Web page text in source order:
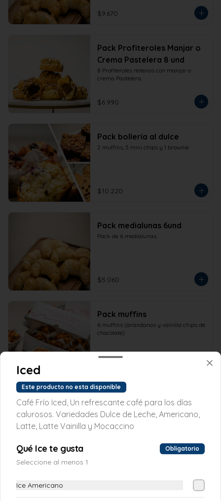
$9.670
Pack Profiteroles Manjar o
Crema Pastelera 8 und
8 Profiteroles rellenos con manjar o
crema Pastelera.
$6.990
Pack bollería al dulce
2 muffins, 5 mini chips y 1 brownie
$10.220
Pack medialunas 6und
Pack de 6 medialunas.
$5.060
Pack muffins
6 muffins (arandanos y vainilla chips de
chocolate)
Conócenos
Iced
Este producto no esta disponible
Café Frío Iced, Un refrescante café para los días
calurosos. Variedades Dulce de Leche, Americano,
Latte, Latte Vainilla y Mocaccino
Qué Ice te gusta Obligatorio
Seleccione al menos 1
Ice Americano